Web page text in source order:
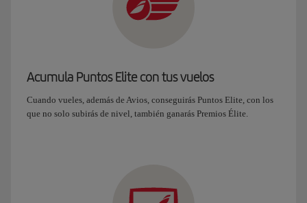
Acumula Puntos Elite con tus vuelos
Cuando vueles, además de Avios, conseguirás Puntos Elite, con los
que no solo subirás de nivel, también ganarás Premios Élite.